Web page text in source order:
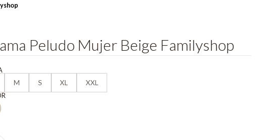
Peludo Mujer Beige Familyshop
M S XL
XXL